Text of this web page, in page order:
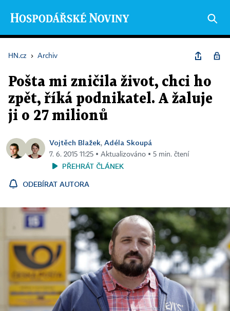
HN.cz › Archiv
Pošta mi zničila život, chci ho
zpět, říká podnikatel. A žaluje
ji o 27 milionů
Vojtěch Blažek, Adéla Skoupá
7. 6. 2015 11:25 ▪ Aktualizováno ▪ 5 min. čtení
PŘEHRÁT ČLÁNEK
ODEBÍRAT AUTORA